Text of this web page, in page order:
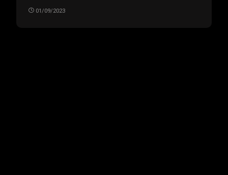
01/09/2023